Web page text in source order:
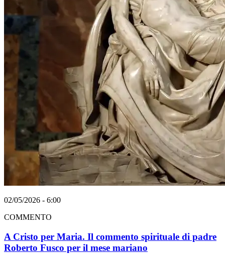
02/05/2026 - 6:00
COMMENTO
A Cristo per Maria. Il commento spirituale di padre
Roberto Fusco per il mese mariano